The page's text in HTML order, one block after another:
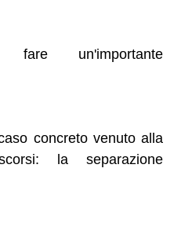
fare un'importante
concreto venuto alla
la separazione